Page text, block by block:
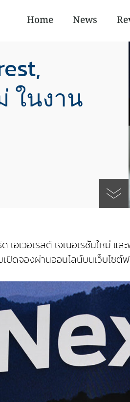
Home News
ในงาน
เวอเรสต์ เจเนอเรชันใหม่ แ
ดจองผ่านออนไลน์บนเว็บไซต์